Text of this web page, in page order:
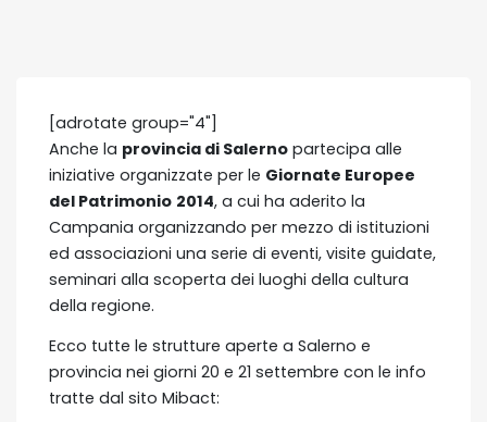
[adrotate group="4"]
Anche la provincia di Salerno partecipa alle
iniziative organizzate per le Giornate Europee
del Patrimonio 2014, a cui ha aderito la
Campania organizzando per mezzo di istituzioni
ed associazioni una serie di eventi, visite guidate,
seminari alla scoperta dei luoghi della cultura
della regione.
Ecco tutte le strutture aperte a Salerno e
provincia nei giorni 20 e 21 settembre con le info
tratte dal sito Mibact: